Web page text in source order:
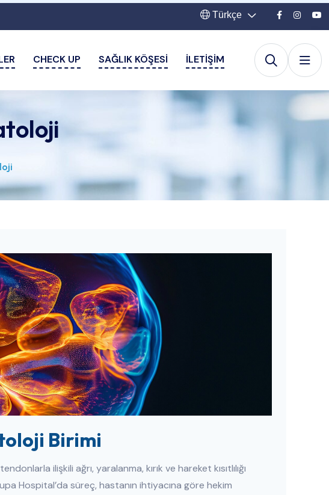
Türkçe
CHECK UP SAĞLIK KÖŞESI İLETIŞIM
Birimi
ilişkili ağrı, yaralanma, kırık ve hareket kısıtlılığı
Hospital’da süreç, hastanın ihtiyacına göre hekim